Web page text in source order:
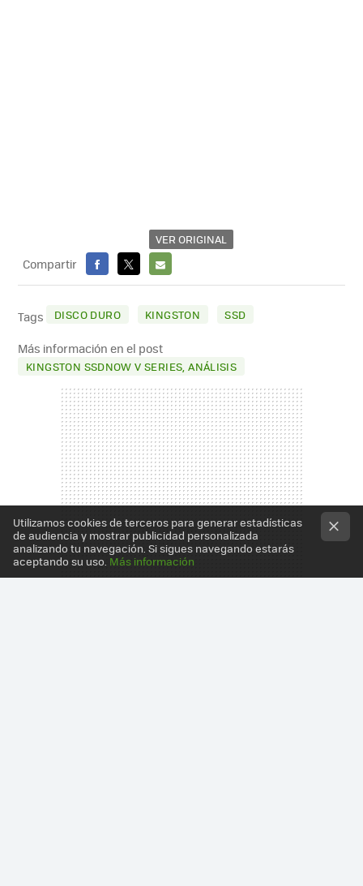
VER ORIGINAL
Compartir
FACEBOOK
X
E-
MAIL
Tags DISCO DURO KINGSTON SSD
Más información en el post
KINGSTON SSDNOW V SERIES, ANÁLISIS
Utilizamos cookies de terceros para generar estadísticas
de audiencia y mostrar publicidad personalizada
analizando tu navegación. Si sigues navegando estarás
aceptando su uso. Más información